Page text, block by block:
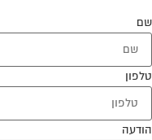
שם
טלפון
הודעה